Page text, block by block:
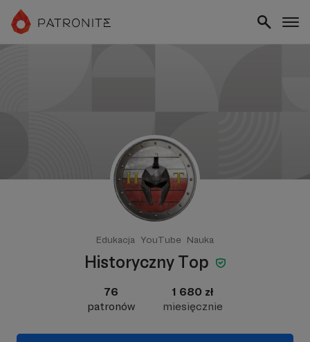
Edukacja YouTube Nauka
Historyczny Top
76
patronów
1 680 zł
miesięcznie